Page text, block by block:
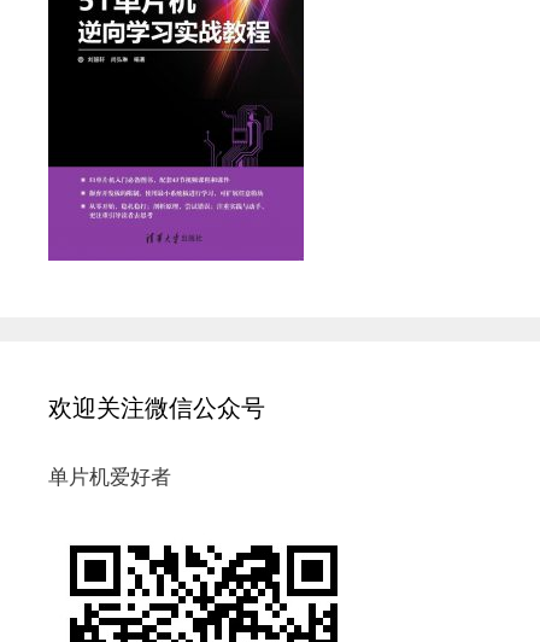
欢迎关注微信公众号
单片机爱好者